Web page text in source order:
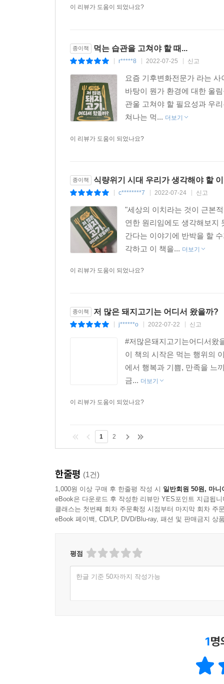
▶음식물 쓰레기 퇴비로 재활용하기
▶지역 농산물 소비하기
▶음식물 쓰레기 퇴비로 재활용하기
이 리뷰가 도움이 되었나요?
종이책 먹는 습관을 고쳐야 할 때...
r*****8 2022-07-25 신고
요즘 기후변화전문가 라는
바탕이 뭔가 환경에 대한 울
관울 고쳐야 할 필요성과 우
쳐나는 먹... 더보기
이 리뷰가 도움이 되었나요?
종이책 식량위기 시대 우리가 생각해야 할
c********7 2022-07-24 신고
"세상의 이치라는 것이 근본
연한 원리임에도 생각해보지
간다는 이야기에 반박을 할
각하고 이 책을... 더보기
이 리뷰가 도움이 되었나요?
종이책 저 많은 돼지고기는 어디서 왔을까?
j******o 2022-07-22 신고
#저많은돼지고기는어디서왔
이 책의 시작은 먹는 행위의
에서 행복과 기쁨, 만족을 느
금... 더보기
이 리뷰가 도움이 되었나요?
1 2
한줄평 (1건)
1,000원 이상 구매 후 한줄평 작성 시 일반회원 50원, 마니
eBook은 다운로드 후 작성한 리뷰만 YES포인트 지급됩니
클래스는 첫번째 회차 주문확정 시점부터 마지막 회차 주
eBook 페이백, CD/LP, DVD/Blu-ray, 패션 및 판매금지 상
평점
한글 기준 50자까지 작성가능
1명